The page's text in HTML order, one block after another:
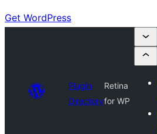
Get WordPress
Plugin
Directory
Retina
for WP